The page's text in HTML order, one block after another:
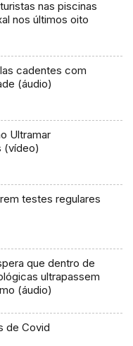
nas piscinas
nos últimos oito
cadentes com
(áudio)
Ultramar
(vídeo)
testes regulares
que dentro de
ultrapassem
(áudio)
de Covid